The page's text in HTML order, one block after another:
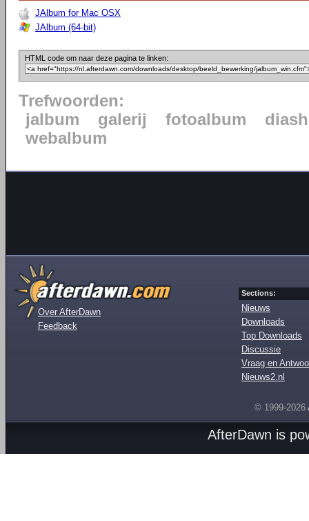
JAlbum for Mac OSX
JAlbum (64-bit)
HTML code om naar deze pagina te linken:
Trefwoorden:
jalbum
galerij fotoalbum
webalbum
Over AfterDawn
Feedback
Sections:
Nieuws
Downloads
Top Downloads
Discussie
Vraag en
Nieuws2.nl
© 1999-2026
AfterDawn is